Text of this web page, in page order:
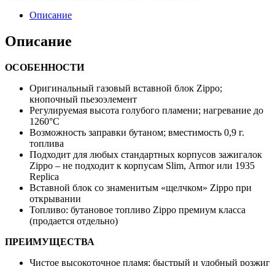
Описание
Описание
ОСОБЕННОСТИ
Оригинальный газовый вставной блок Zippo;
кнопочный пьезоэлемент
Регулируемая высота голубого пламени; нагревание до
1260°C
Возможность заправки бутаном; вместимость 0,9 г.
топлива
Подходит для любых стандартных корпусов зажигалок
Zippo – не подходит к корпусам Slim, Armor или 1935
Replica
Вставной блок со знаменитым «щелчком» Zippo при
открывании
Топливо: бутановое топливо Zippo премиум класса
(продается отдельно)
ПРЕИМУЩЕСТВА
Чистое высокоточное пламя; быстрый и удобный розжиг